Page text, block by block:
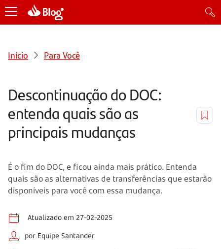
Início Para Você
Descontinuação do DOC:
entenda quais são as
principais mudanças
É o fim do DOC, e ficou ainda mais prático. Entenda
quais são as alternativas de transferências que estarão
disponíveis para você com essa mudança.
Atualizado em 27-02-2025
por Equipe Santander